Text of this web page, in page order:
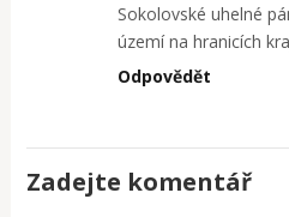
Sokolovské uhelné
území na hranicích
Odpovědět
Zadejte komentář